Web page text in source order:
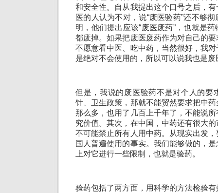
和安全性。自从我提出这个口号之后，
医的人认为不对，说“废医验药”还不够
明，他们提出应该“废医废药”，也就是
都废掉。如果把废医废药作为对自己的
不愿意看中医、吃中药，当然很好，我
是绝对不会使用的，所以可以说我也是废
但是，我说的废医验药不是对个人的要
针、卫生政策，那就不能贸然要求把中
那么多，也用了几百上千年了，不能说
究价值。其次，在中国，中药还有很大
不可能禁止所有人用中药。从现实出发
国人普遍使用的事实。我们能够做的，
上对它进行一些限制，也就是验药。
验药包括了两方面，用科学的方法检验